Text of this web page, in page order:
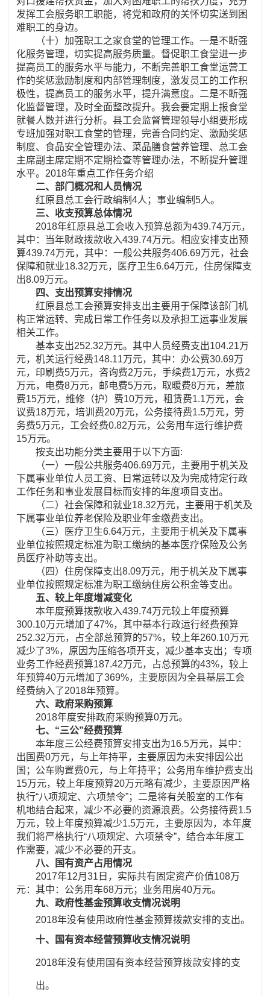
发挥工会服务职工职能，将党和政府的关怀切实送到困
难职工的身边。
（十）加强职工之家食堂的管理工作。一是不断强
化服务管理，切实提高服务质量。督促职工食堂进一步
提高员工的服务水平与能力，不断完善职工食堂运营工
作的奖惩激励制度和内部管理制度，激发员工的工作积
极性，提高员工的服务水平，提升满意度。二是不断强
化监督管理，及时全面整改提升。我会要定期上报食堂
就餐人数并进行分析。县工会监督管理领导小组要形成
专班加强对职工食堂的管理，完善合同约定、激励奖惩
制度、食品安全管理办法、菜品膳食营养管理、总工会
主席副主席定期不定期检查等管理办法，不断提升管理
水平。2018年重点工作任务介绍
二、部门概况和人员情况
红原县总工会行政编制4人；事业编制5人。
三、收支预算总体情况
2018年红原县总工会收入预算总额为439.74万元，
其中：当年财政拨款收入439.74万元。相应安排支出预
算439.74万元，其中：一般公共服务406.69万元，社会
保障和就业18.32万元，医疗卫生6.64万元，住房保障支
出8.09万元。
四、支出预算安排情况
红原县总工会预算安排支出主要用于保障该部门机
构正常运转、完成日常工作任务以及承担工运事业发展
相关工作。
基本支出252.32万元。其中人员经费支出104.21万
元，机关运行经费148.11万元，其中：办公费30.69万
元，印刷费5万元，咨询费2万元，手续费1万元，水费2
万元，电费8万元，邮电费5万元，取暖费8万元，差旅
费15万元，维修（护）费10万元，租赁费1.1万元，会
议费18万元，培训费20万元，公务接待费1.5万元，劳
务费5万元，工会经费0.82万元，公务用车运行维护费
15万元。
按支出功能分类主要用于以下方面:
（一）一般公共服务406.69万元，主要用于机关及
下属事业单位人员工资、日常运转以及为完成特定行政
工作任务和事业发展目标而安排的年度项目支出。
（二）社会保障和就业18.32万元，主要用于机关及
下属事业单位养老保险及职业年金缴费支出。
（三）医疗卫生6.64万元，主要用于机关及下属事
业单位按照规定标准为职工缴纳的基本医疗保险及公务
员医疗补助等支出。
（四）住房保障支出8.09万元，用于机关及下属事
业单位按照规定标准为职工缴纳住房公积金等支出。
五、较上年度增减变化
本年度预算拨款收入439.74万元较上年度预算
300.10万元增加了47%，其中基本行政运行经费预算
252.32万元，占全部总预算的57%，较上年260.10万元
减少了3%，原因为压缩各项开支，减少基本支出；专项
业务工作经费预算187.42万元，占总预算的43%，较上
年预算40万元增加了369%，主要原因为全县基层工会
经费纳入了2018年预算。
六、政府采购预算
2018年度安排政府采购预算0万元。
七、“三公”经费预算
本年度三公经费预算安排支出为16.5万元，其中：
出国费0万元，与上年持平，主要原因为未安排因公出
国；公车购置费0元，与上年持平；公务用车维护费支出
15万元，较上年度预算20万元略有减少，主要原因严格
执行“八项规定、六项禁令”；二是将有关股室的工作有
机地结合起来，减少不必要的资源浪费。公务接待费1.5
万元，较上年度预算减少1.5万元，主要原因为，本年度
我们将严格执行“八项规定、六项禁令”，结合本年度工
作需要，减少不必要的开支。
八、国有资产占用情况
2017年12月31日，实际共有固定资产价值108万
元：其中：公务用车68万元；业务用房40万元。
九、政府性基金预算收支情况说明
2018年没有使用政府性基金预算拨款安排的支出。
十、国有资本经营预算收支情况说明
2018年没有使用国有资本经营预算拨款安排的支
出。